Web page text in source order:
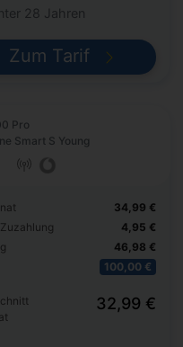
28 Jahren
Zum Tarif
Pro
Smart S Young
34,99 €
4,95 €
46,98 €
100,00 €
32,99 €